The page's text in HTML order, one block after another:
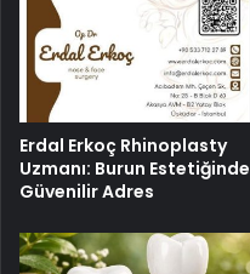
Erdal Erkoç Rhinoplasty
Uzmanı: Burun Estetiğinde
Güvenilir Adres